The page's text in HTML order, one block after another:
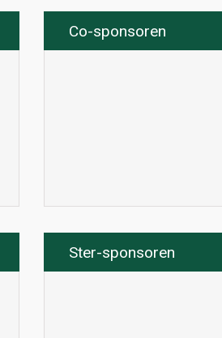
Co-sponsoren
Ster-sponsoren